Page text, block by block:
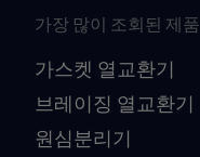
가장 많이 조회된 제품
가스켓 열교환기
브레이징 열교환기
원심분리기